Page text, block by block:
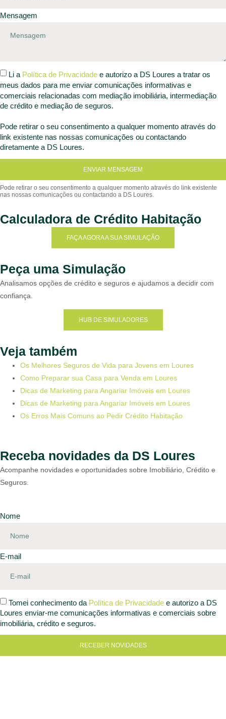
Mensagem
Li a Política de Privacidade e autorizo a DS Loures a tratar os
meus dados para me enviar comunicações informativas e
comerciais relacionadas com mediação imobiliária, intermediação
de crédito e mediação de seguros.
Pode retirar o seu consentimento a qualquer momento através do
link existente nas nossas comunicações ou contactando
diretamente a DS Loures.
ENVIAR MENSAGEM
Calculadora de Crédito Habitação
FAÇA AGORA A SUA SIMULAÇÃO
Peça uma Simulação
Analisamos opções de crédito e seguros e ajudamos a decidir com
confiança.
HUB DE SIMULADORES
Veja também
Os Melhores Seguros de Vida para Jovens em Loures
Como Preparar sua Casa para Venda em Loures
Dicas de Marketing para Angariar Imóveis em Loures
Dicas de Marketing para Angariar Imóveis em Loures
Os Erros Mais Comuns ao Pedir Crédito Habitação
Receba novidades da DS Loures
Acompanhe novidades e oportunidades sobre Imobiliário, Crédito e
Seguros.
Nome
E-mail
Tomei conhecimento da Política de Privacidade e autorizo a DS
Loures enviar-me comunicações informativas e comerciais sobre
imobiliária, crédito e seguros.
RECEBER NOVIDADES